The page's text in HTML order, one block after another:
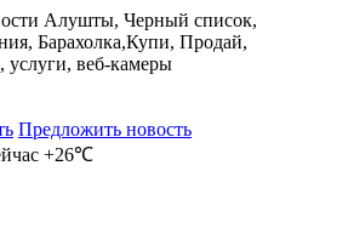
Предложить новость
+26℃